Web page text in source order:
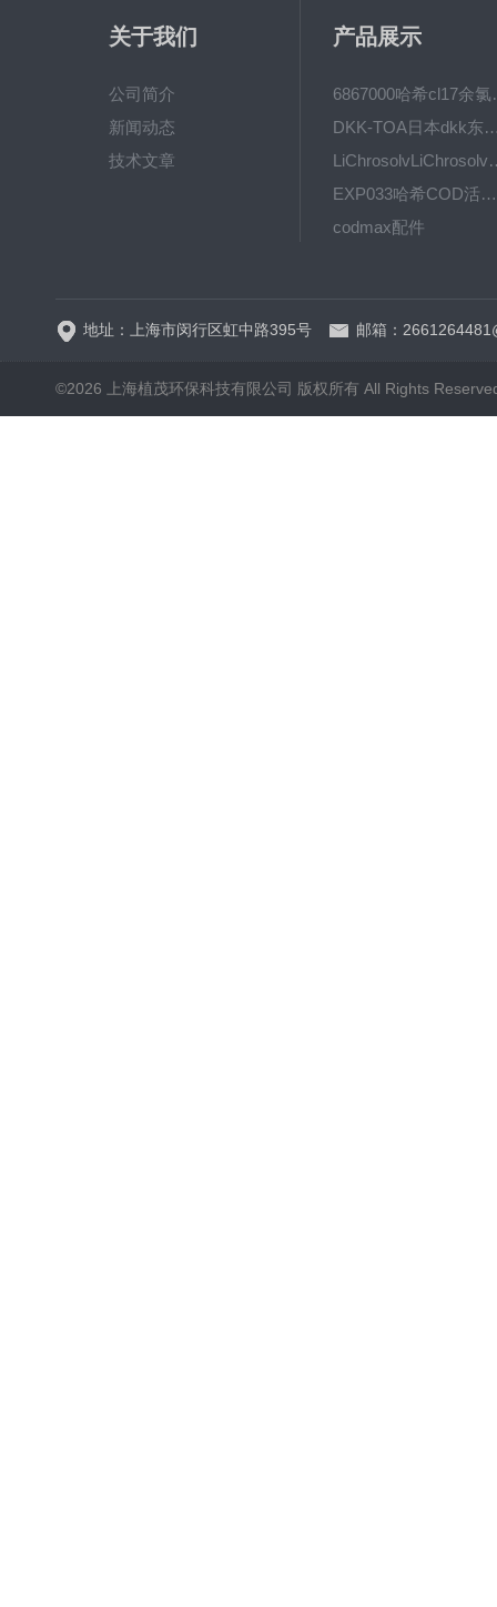
关于我们
公司简介
新闻动态
技术文章
产品展示
6867000
DKK-TOA日本dkk东亚电
EXP033哈希COD活塞泵价格 EXP033
codmax配件
地址：上海市闵行区虹中路395号 邮箱：
©2026 上海植茂环保科技有限公司 版权所有 All Rights